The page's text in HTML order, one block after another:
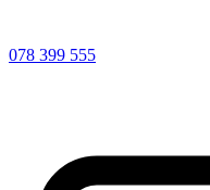
078 399 555